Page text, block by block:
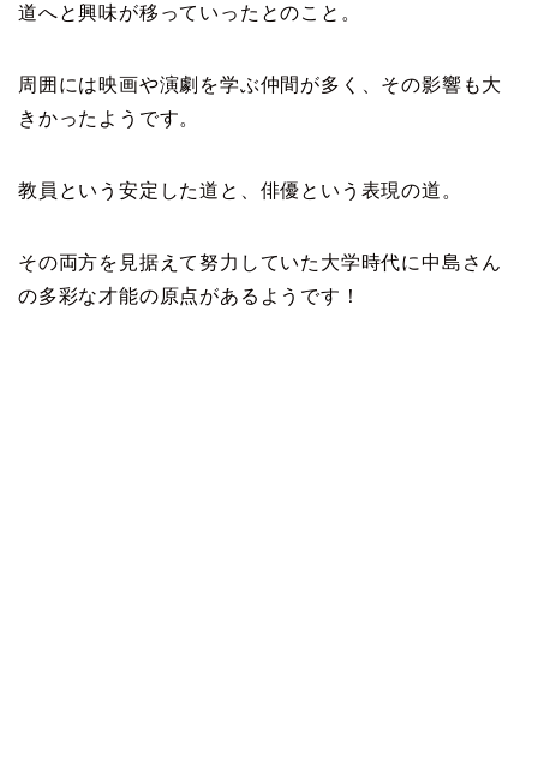
道へと興味が移っていったとのこと。
周囲には映画や演劇を学ぶ仲間が多く、その影響も大
きかったようです。
教員という安定した道と、俳優という表現の道。
その両方を見据えて努力していた大学時代に中島さん
の多彩な才能の原点があるようです！